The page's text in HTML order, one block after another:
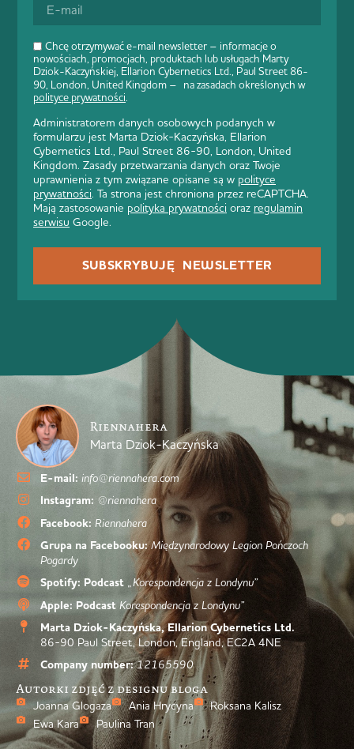
Chcę otrzymywać e-mail newsletter – informacje o
nowościach, promocjach, produktach lub usługach Marty
Dziok-Kaczyńskiej, Ellarion Cybernetics Ltd., Paul Street 86-
90, London, United Kingdom – na zasadach określonych w
polityce prywatności.
Administratorem danych osobowych podanych w
formularzu jest Marta Dziok-Kaczyńska, Ellarion
Cybernetics Ltd., Paul Street 86-90, London, United
Kingdom. Zasady przetwarzania danych oraz Twoje
uprawnienia z tym związane opisane są w polityce
prywatności. Ta strona jest chroniona przez reCAPTCHA.
Mają zastosowanie polityka prywatności oraz regulamin
serwisu Google.
SUBSKRYBUJĘ NEWSLETTER
Riennahera
Marta Dziok-Kaczyńska
E-mail: info@riennahera.com
Instagram: @riennahera
Facebook: Riennahera
Grupa na Facebooku: Międzynarodowy Legion Pończoch
Pogardy
Spotify: Podcast „Korespondencja z Londynu”
Apple: Podcast Korespondencja z Londynu”
Marta Dziok-Kaczyńska, Ellarion Cybernetics Ltd.
86-90 Paul Street, London, England, EC2A 4NE
Company number: 12165590
Autorki zdjęć z designu bloga
Joanna Glogaza Ania Hrycyna
Roksana Kalisz
Ewa Kara
Paulina Tran